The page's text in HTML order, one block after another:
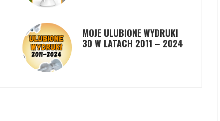
MOJE ULUBIONE WYDRUKI
3D W LATACH 2011 – 2024